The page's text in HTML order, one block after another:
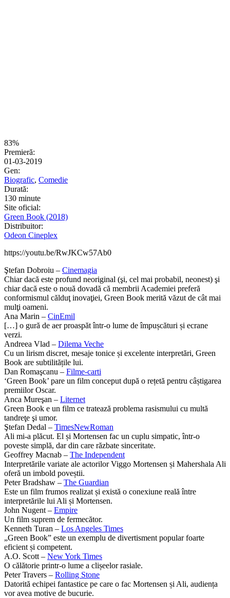
83%
Premieră:
01-03-2019
Gen:
Biografic, Comedie
Durată:
130 minute
Site oficial:
Green Book (2018)
Distribuitor:
Odeon Cineplex
https://youtu.be/RwJKCw57Ab0
Ştefan Dobroiu – Cinemagia
Chiar dacă este profund neoriginal (şi, cel mai probabil, neonest) şi
chiar dacă este o nouă dovadă că membrii Academiei preferă
conformismul călduţ inovaţiei, Green Book merită văzut de cât mai
mulţi oameni.
Ana Marin – CinEmil
[…] o gură de aer proaspăt într-o lume de împușcături și ecrane
verzi.
Andreea Vlad – Dilema Veche
Cu un lirism discret, mesaje tonice și excelente interpretări, Green
Book are subtilitățile lui.
Dan Romaşcanu – Filme-carti
‘Green Book’ pare un film conceput după o rețetă pentru câștigarea
premiilor Oscar.
Anca Mureşan – Liternet
Green Book e un film ce tratează problema rasismului cu multă
tandreţe şi umor.
Ştefan Dedal – TimesNewRoman
Ali mi-a plăcut. El și Mortensen fac un cuplu simpatic, într-o
poveste simplă, dar din care răzbate sinceritate.
Geoffrey Macnab – The Independent
Interpretările variate ale actorilor Viggo Mortensen și Mahershala Ali
oferă un imbold poveștii.
Peter Bradshaw – The Guardian
Este un film frumos realizat și există o conexiune reală între
interpretările lui Ali și Mortensen.
John Nugent – Empire
Un film suprem de fermecător.
Kenneth Turan – Los Angeles Times
„Green Book” este un exemplu de divertisment popular foarte
eficient și competent.
A.O. Scott – New York Times
O călătorie printr-o lume a clișeelor rasiale.
Peter Travers – Rolling Stone
Datorită echipei fantastice pe care o fac Mortensen și Ali, audiența
vor avea motive de bucurie.